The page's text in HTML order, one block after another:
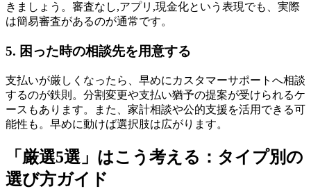
きましょう。審査なし,アプリ,現金化という表現でも、実際
は簡易審査があるのが通常です。
5. 困った時の相談先を用意する
支払いが厳しくなったら、早めにカスタマーサポートへ相談
するのが鉄則。分割変更や支払い猶予の提案が受けられるケ
ースもあります。また、家計相談や公的支援を活用できる可
能性も。早めに動けば選択肢は広がります。
「厳選5選」はこう考える：タイプ別の
選び方ガイド